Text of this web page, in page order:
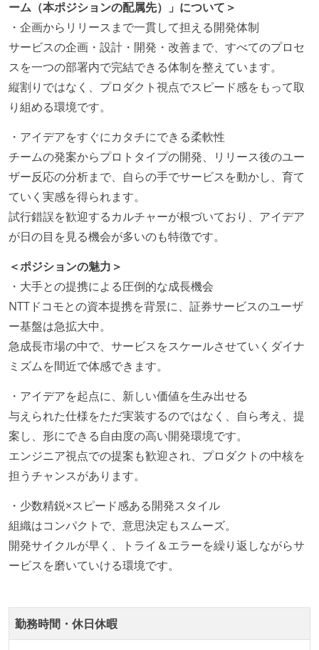
週2日リモート勤務のハイブリットワーク（週3出社）
業務時間中に中抜けできる制度がある
2年以内に未就学児を子育てしながら働いていたエン
ジニアがいる
子育て中のエンジニアが、働き方を紹介したコンテン
フレックスタイム制または裁量労働制を採用している
メンバーの多様性
外国籍の開発メンバーがいる
開発メンバーの新卒採用を実施している
イベントへの業務参加やチケット負担など、会社とし
て、大規模カンファレンスへの参加を支援する制度が
ある
選考プロセス
職業安定法に対応する記載事項
労働契約期間：無期雇用
給与形態：月給制
休日制度：完全週休2日制（土日祝休み）
【フレックスタイム制を適応している】
固定残業時間：その他（詳細は「勤務時間・休日休
暇」に記載）
試用期間：あり（3ヶ月間）
生年金）
受動喫煙防止措置：敷地内禁煙（屋外に喫煙場所あ
ーム（本ポジションの配属先）」について＞
・企画からリリースまで一貫して担える開発体制
サービスの企画・設計・開発・改善まで、すべてのプロセ
スを一つの部署内で完結できる体制を整えています。
縦割りではなく、プロダクト視点でスピード感をもって取
り組める環境です。
・アイデアをすぐにカタチにできる柔軟性
チームの発案からプロトタイプの開発、リリース後のユー
ザー反応の分析まで、自らの手でサービスを動かし、育て
ていく実感を得られます。
試行錯誤を歓迎するカルチャーが根づいており、アイデア
が日の目を見る機会が多いのも特徴です。
＜ポジションの魅力＞
・大手との提携による圧倒的な成長機会
NTTドコモとの資本提携を背景に、証券サービスのユーザ
ー基盤は急拡大中。
急成長市場の中で、サービスをスケールさせていくダイナ
ミズムを間近で体感できます。
・アイデアを起点に、新しい価値を生み出せる
与えられた仕様をただ実装するのではなく、自ら考え、提
案し、形にできる自由度の高い開発環境です。
エンジニア視点での提案も歓迎され、プロダクトの中核を
担うチャンスがあります。
・少数精鋭×スピード感ある開発スタイル
組織はコンパクトで、意思決定もスムーズ。
開発サイクルが早く、トライ＆エラーを繰り返しながらサ
ービスを磨いていける環境です。
勤務時間・休日休暇